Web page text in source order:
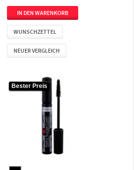
WUNSCHZETTEL
NEUER VERGLEICH
Bester Preis
Bester Preis